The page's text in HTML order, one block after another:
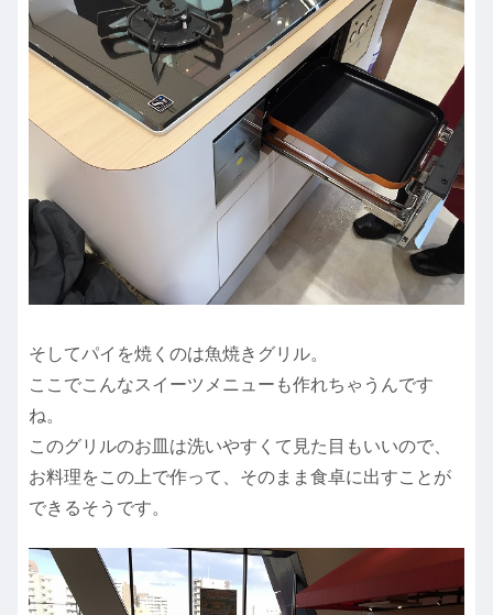
そしてパイを焼くのは魚焼きグリル。
ここでこんなスイーツメニューも作れちゃうんです
ね。
このグリルのお皿は洗いやすくて見た目もいいので、
お料理をこの上で作って、そのまま食卓に出すことが
できるそうです。